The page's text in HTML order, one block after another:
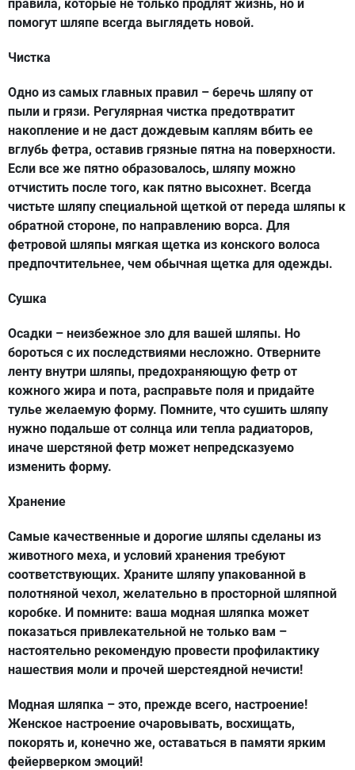
правила, которые не только продлят жизнь, но и
помогут шляпе всегда выглядеть новой.
Чистка
Одно из самых главных правил – беречь шляпу от
пыли и грязи. Регулярная чистка предотвратит
накопление и не даст дождевым каплям вбить ее
вглубь фетра, оставив грязные пятна на поверхности.
Если все же пятно образовалось, шляпу можно
отчистить после того, как пятно высохнет. Всегда
чистьте шляпу специальной щеткой от переда шляпы к
обратной стороне, по направлению ворса. Для
фетровой шляпы мягкая щетка из конского волоса
предпочтительнее, чем обычная щетка для одежды.
Сушка
Осадки – неизбежное зло для вашей шляпы. Но
бороться с их последствиями несложно. Отверните
ленту внутри шляпы, предохраняющую фетр от
кожного жира и пота, расправьте поля и придайте
тулье желаемую форму. Помните, что сушить шляпу
нужно подальше от солнца или тепла радиаторов,
иначе шерстяной фетр может непредсказуемо
изменить форму.
Хранение
Самые качественные и дорогие шляпы сделаны из
животного меха, и условий хранения требуют
соответствующих. Храните шляпу упакованной в
полотняной чехол, желательно в просторной шляпной
коробке. И помните: ваша модная шляпка может
показаться привлекательной не только вам –
настоятельно рекомендую провести профилактику
нашествия моли и прочей шерстеядной нечисти!
Модная шляпка – это, прежде всего, настроение!
Женское настроение очаровывать, восхищать,
покорять и, конечно же, оставаться в памяти ярким
фейерверком эмоций!